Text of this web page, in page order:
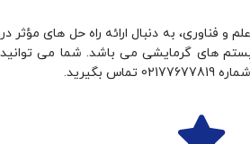
و فناوری، به دنبال ارائه راه حل ‌های مؤثر در
های گرمایشی می باشد. شما می توانید
بگیرید.